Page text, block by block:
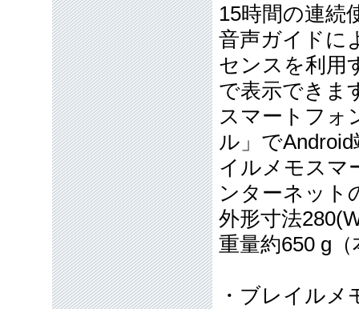
15時間の連続
音声ガイドに
センスを利用
で表示できま
スマートフォ
ル」で
イルメモスマ
ンターネット
外形寸法
重量約650 g
・ブレイルメ